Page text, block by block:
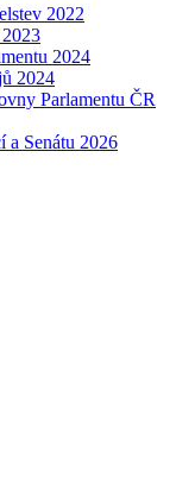
2022
2024
2024
Parlamentu ČR
a Senátu 2026